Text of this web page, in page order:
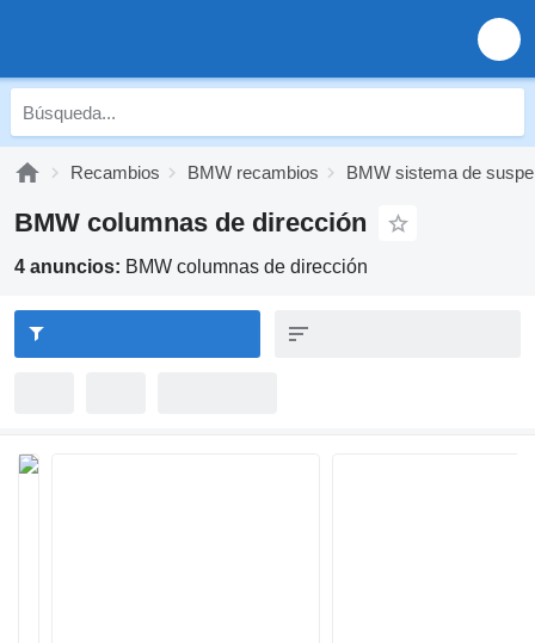
Recambios BMW recambios BMW sistema de
BMW columnas de dirección
4 anuncios: BMW columnas de dirección